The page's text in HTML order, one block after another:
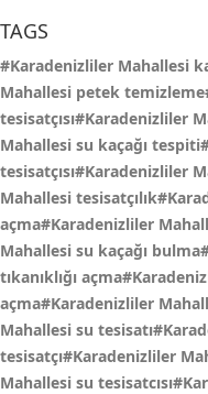
TAGS
#Karadenizliler Mahallesi
Mahallesi petek
tesisatçısı#Karadenizliler
Mahallesi su kaçağı
tesisatçısı#Karadenizliler
Mahallesi
açma#Karadenizliler
Mahallesi su kaçağı
tıkanıklığı
açma#Karadenizliler
Mahallesi su
tesisatçı#Karadenizliler
Mahallesi su